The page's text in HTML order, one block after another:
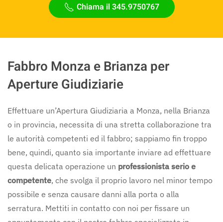
Chiama il 345.9750767
Fabbro Monza e Brianza per
Aperture Giudiziarie
Effettuare un’Apertura Giudiziaria a Monza, nella Brianza
o in provincia, necessita di una stretta collaborazione tra
le autorità competenti ed il fabbro; sappiamo fin troppo
bene, quindi, quanto sia importante inviare ad effettuare
questa delicata operazione un professionista serio e
competente, che svolga il proprio lavoro nel minor tempo
possibile e senza causare danni alla porta o alla
serratura. Mettiti in contatto con noi per fissare un